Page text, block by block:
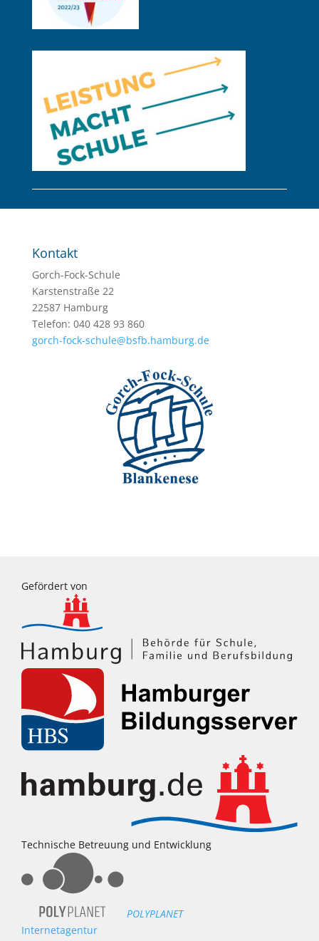
Kontakt
Gorch-Fock-Schule
Karstenstraße 22
22587 Hamburg
Telefon: 040 428 93 860
gorch-fock-schule@bsfb.hamburg.de
Gefördert von
Technische Betreuung und Entwicklung
POLYPLANET
Internetagentur